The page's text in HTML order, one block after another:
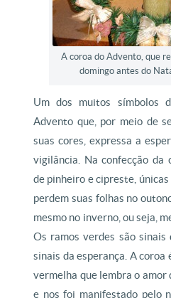
A coroa do Advento, que
domingo antes do
Um dos muitos símbolos
Advento que, por meio de
suas cores, expressa a
vigilância. Na confecção da
de pinheiro e cipreste,
perdem suas folhas no
mesmo no inverno, ou seja,
Os ramos verdes são
sinais da esperança. A
vermelha que lembra o amor
e nos foi manifestado pelo